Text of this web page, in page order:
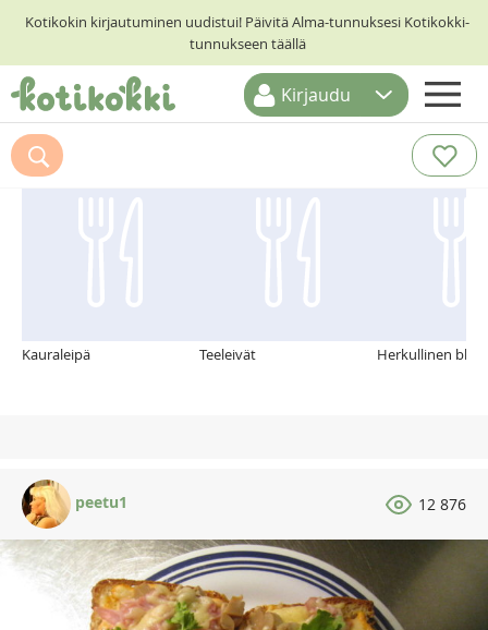
Kotikokin kirjautuminen uudistui! Päivitä Alma-tunnuksesi Kotikokki-
tunnukseen täällä
ETUSIVU
RESEPTIHAKU
Kirjaudu
Suosittelemme myös
Kauraleipä Teeleivät Herkullinen
peetu1 12 876